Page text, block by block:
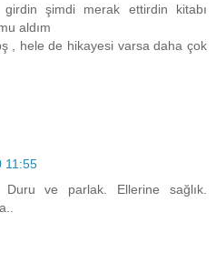
girdin şimdi merak ettirdin kitabı
aldım
, hele de hikayesi varsa daha çok
11:55
ve parlak. Ellerine sağlık.